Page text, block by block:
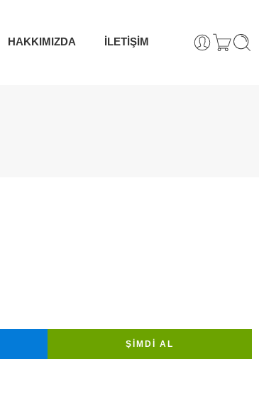
HAKKIMIZDA İLETİŞİM
ŞIMDI AL